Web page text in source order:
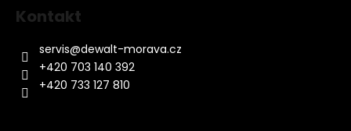
c
Kontakt
servis@dewalt-morava.cz
+420 703 140 392
+420 733 127 810